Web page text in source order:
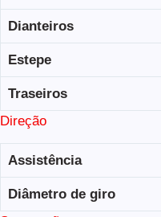
Dianteiros
Estepe
Traseiros
Direção
Assistência
Diâmetro de giro